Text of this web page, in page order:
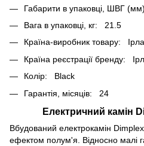
Габарити в упаковці, ШВГ (мм)
Вага в упаковці, кг: 21.5
Країна-виробник товару:
Країна реєстрації бренду:
Колір: Black
Гарантія, місяців: 24
Електричний камін
Вбудований електрокамін
ефектом полум'я. Відносно малі